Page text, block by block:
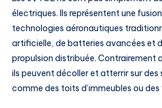
électriques. Ils représentent une
technologies aéronautiques
artificielle, de batteries avancées et
propulsion distribuée. Contrairement
ils peuvent décoller et atterrir sur des
comme des toits d’immeubles ou